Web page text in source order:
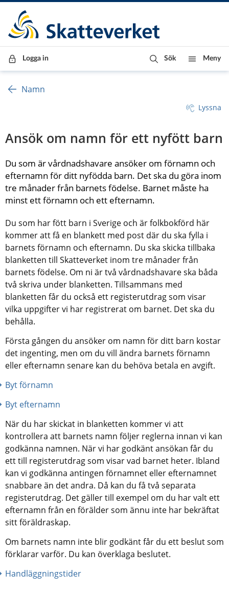
Till innehåll
Till navigationen
Till chattrobot
Logga in Sök Meny
Namn
Lyssna
Ansök om namn för ett nyfött barn
Du som är vårdnadshavare ansöker om förnamn och
efternamn för ditt nyfödda barn. Det ska du göra inom
tre månader från barnets födelse. Barnet måste ha
minst ett förnamn och ett efternamn.
Du som har fött barn i Sverige och är folkbokförd här
kommer att få en blankett med post där du ska fylla i
barnets förnamn och efternamn. Du ska skicka tillbaka
blanketten till Skatteverket inom tre månader från
barnets födelse. Om ni är två vårdnadshavare ska båda
två skriva under blanketten. Tillsammans med
blanketten får du också ett registerutdrag som visar
vilka uppgifter vi har registrerat om barnet. Det ska du
behålla.
Första gången du ansöker om namn för ditt barn kostar
det ingenting, men om du vill ändra barnets förnamn
eller efternamn senare kan du behöva betala en avgift.
Byt förnamn
Byt efternamn
När du har skickat in blanketten kommer vi att
kontrollera att barnets namn följer reglerna innan vi kan
godkänna namnen. När vi har godkänt ansökan får du
ett till registerutdrag som visar vad barnet heter. Ibland
kan vi godkänna antingen förnamnet eller efternamnet
snabbare än det andra. Då kan du få två separata
registerutdrag. Det gäller till exempel om du har valt ett
efternamn från en förälder som ännu inte har bekräftat
sitt föräldraskap.
Om barnets namn inte blir godkänt får du ett beslut som
förklarar varför. Du kan överklaga beslutet.
Handläggningstider